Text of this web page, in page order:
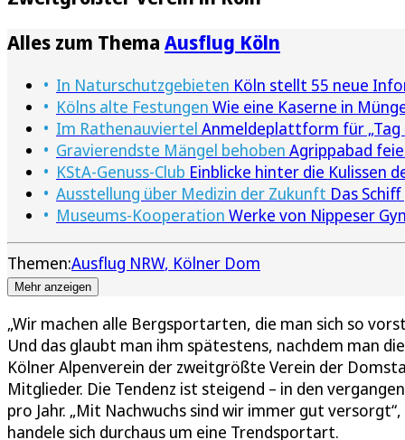
Alles zum Thema Ausflug Köln
In Naturschutzgebieten Köln stellt 55 neue
Kölns alte Festungen Wie eine Kaserne in
Im Rathenauviertel Anmeldeplattform für
Gravierendste Mängel behoben Agrippabad
KStA-Genuss-Club Einblicke hinter die Kulissen
Ausstellung über Medizin der Zukunft Das
Museums-Kooperation Werke von Nippeser
Themen:Ausflug NRW Kölner Dom
Mehr anzeigen
„Wir machen alle Bergsportarten, die man sich so
Und das glaubt man ihm spätestens, nachdem man
Kölner Alpenverein der zweitgrößte Verein der
Mitglieder. Die Tendenz ist steigend – in den
pro Jahr. „Mit Nachwuchs sind wir immer gut
handele sich durchaus um eine Trendsportart.